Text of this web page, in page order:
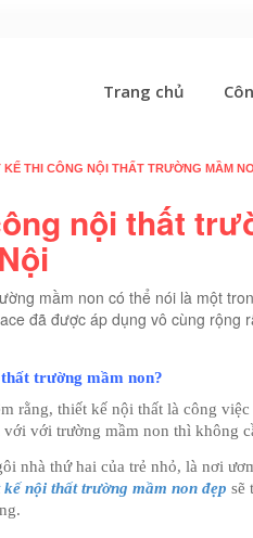
Trang chủ
KẾ THI CÔNG NỘI THẤT TRƯỜNG MẦM
nội thất
mầm non có thể nói là một
đã được áp dụng vô cùng rộng
trường mầm non?
rằng, thiết kế nội thất là công
với trường mầm non thì không
nhà thứ hai của trẻ nhỏ, là nơi
nội thất trường mầm non đẹp sẽ